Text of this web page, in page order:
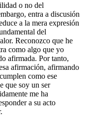
o no del
entra a discusión
a la mera expresión
del
Reconozco que he
como algo que yo
afirmada. Por tanto,
afirmación, afirmando
como ese
que soy un ser
me ha
a su acto